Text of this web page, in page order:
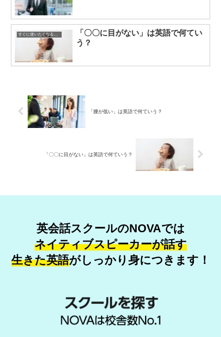
「〇〇に目がない」は英語で何てい
う？
「腰が低い」は英語で何ていう？
「〇〇に目がない」は英語で何ていう？
英会話スクールのNOVAでは
ネイティブスピーカーが話す
生きた英語がしっかり身につきます！